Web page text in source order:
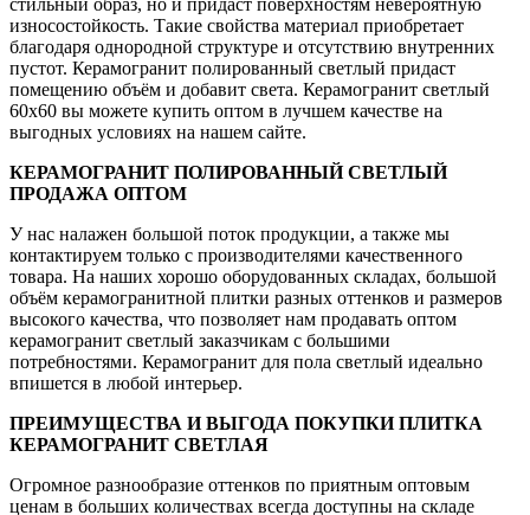
износостойкость. Такие свойства материал приобретает
благодаря однородной структуре и отсутствию внутренних
пустот. Керамогранит полированный светлый придаст
помещению объём и добавит света. Керамогранит светлый
60х60 вы можете купить оптом в лучшем качестве на
выгодных условиях на нашем сайте.
КЕРАМОГРАНИТ ПОЛИРОВАННЫЙ СВЕТЛЫЙ
ПРОДАЖА ОПТОМ
У нас налажен большой поток продукции, а также мы
контактируем только с производителями качественного
товара. На наших хорошо оборудованных складах, большой
объём керамогранитной плитки разных оттенков и размеров
высокого качества, что позволяет нам продавать оптом
керамогранит светлый заказчикам с большими
потребностями. Керамогранит для пола светлый идеально
впишется в любой интерьер.
ПРЕИМУЩЕСТВА И ВЫГОДА ПОКУПКИ ПЛИТКА
КЕРАМОГРАНИТ СВЕТЛАЯ
Огромное разнообразие оттенков по приятным оптовым
ценам в больших количествах всегда доступны на складе